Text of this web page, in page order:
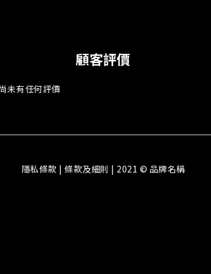
顧客評價
尚未有任何評價
隱私條款 | 條款及細則 | 2021 © 品牌名稱